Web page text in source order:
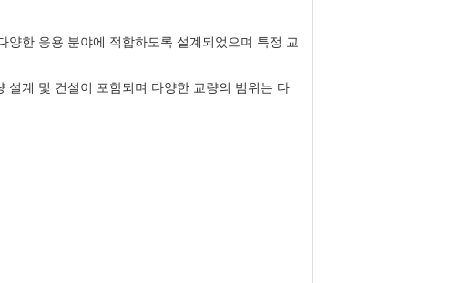
한 응용 분야에 적합하도록 설계되었으며 특정 교
설계 및 건설이 포함되며 다양한 교량의 범위는 다